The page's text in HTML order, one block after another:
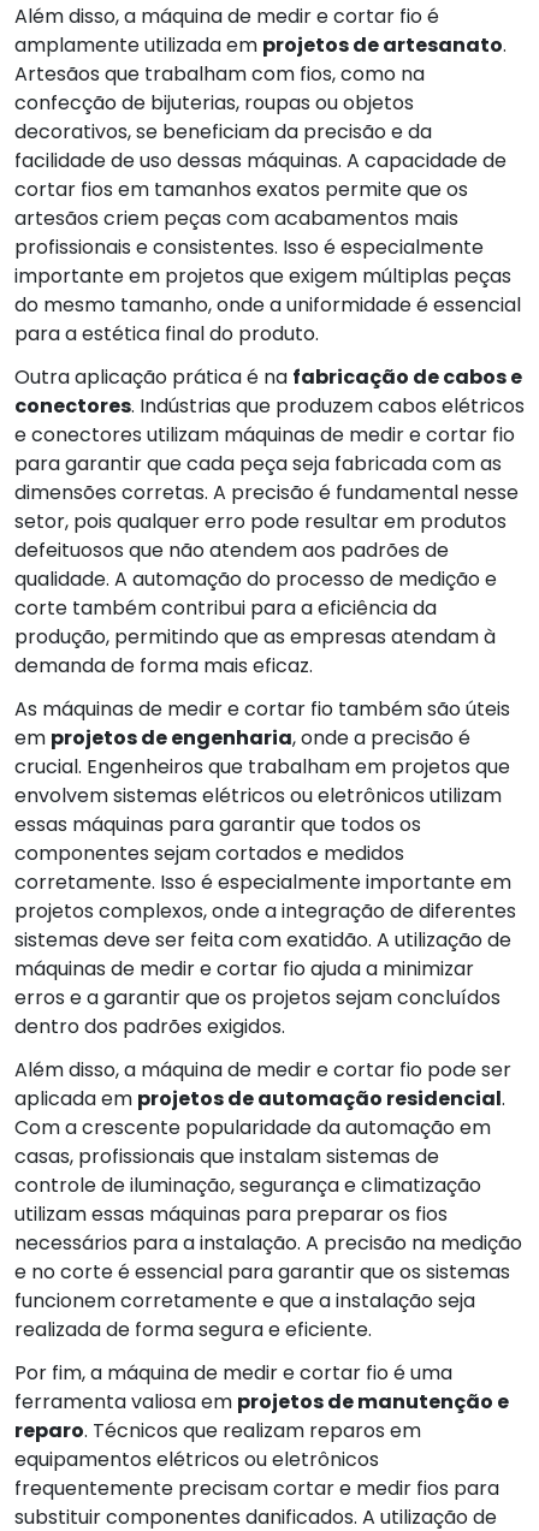
Além disso, a máquina de medir e cortar fio é
amplamente utilizada em projetos de artesanato.
Artesãos que trabalham com fios, como na
confecção de bijuterias, roupas ou objetos
decorativos, se beneficiam da precisão e da
facilidade de uso dessas máquinas. A capacidade de
cortar fios em tamanhos exatos permite que os
artesãos criem peças com acabamentos mais
profissionais e consistentes. Isso é especialmente
importante em projetos que exigem múltiplas peças
do mesmo tamanho, onde a uniformidade é essencial
para a estética final do produto.
Outra aplicação prática é na fabricação de cabos e
conectores. Indústrias que produzem cabos elétricos
e conectores utilizam máquinas de medir e cortar fio
para garantir que cada peça seja fabricada com as
dimensões corretas. A precisão é fundamental nesse
setor, pois qualquer erro pode resultar em produtos
defeituosos que não atendem aos padrões de
qualidade. A automação do processo de medição e
corte também contribui para a eficiência da
produção, permitindo que as empresas atendam à
demanda de forma mais eficaz.
As máquinas de medir e cortar fio também são úteis
em projetos de engenharia, onde a precisão é
crucial. Engenheiros que trabalham em projetos que
envolvem sistemas elétricos ou eletrônicos utilizam
essas máquinas para garantir que todos os
componentes sejam cortados e medidos
corretamente. Isso é especialmente importante em
projetos complexos, onde a integração de diferentes
sistemas deve ser feita com exatidão. A utilização de
máquinas de medir e cortar fio ajuda a minimizar
erros e a garantir que os projetos sejam concluídos
dentro dos padrões exigidos.
Além disso, a máquina de medir e cortar fio pode ser
aplicada em projetos de automação residencial.
Com a crescente popularidade da automação em
casas, profissionais que instalam sistemas de
controle de iluminação, segurança e climatização
utilizam essas máquinas para preparar os fios
necessários para a instalação. A precisão na medição
e no corte é essencial para garantir que os sistemas
funcionem corretamente e que a instalação seja
realizada de forma segura e eficiente.
Por fim, a máquina de medir e cortar fio é uma
ferramenta valiosa em projetos de manutenção e
reparo. Técnicos que realizam reparos em
equipamentos elétricos ou eletrônicos
frequentemente precisam cortar e medir fios para
substituir componentes danificados. A utilização de